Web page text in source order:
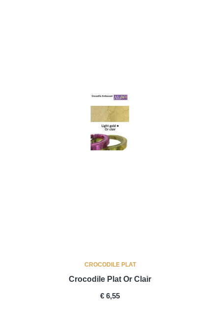
CROCODILE PLAT
Crocodile Plat Or Clair
PRICE
€ 6,55